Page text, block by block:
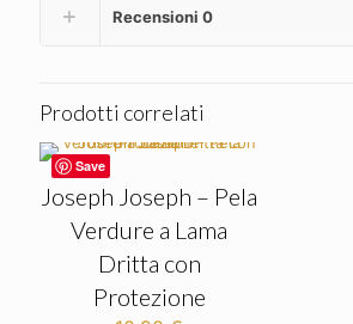
Recensioni 0
Prodotti correlati
Save
Joseph Joseph – Pela
Verdure a Lama
Dritta con
Protezione